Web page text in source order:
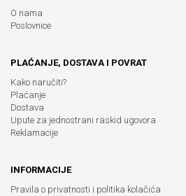
O nama
Poslovnice
PLAĆANJE, DOSTAVA I POVRAT
Kako naručiti?
Plaćanje
Dostava
Upute za jednostrani raskid ugovora
Reklamacije
INFORMACIJE
Pravila o privatnosti i politika kolačića